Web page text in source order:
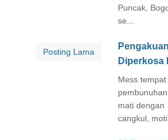
Posting Lama
Puncak,
se...
Diperkosa
Mess
mati
cangkul,